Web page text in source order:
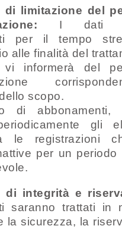
di limitazione del
I dati
per il tempo
alle finalità del
vi informerà del
scopo.
di abbonamenti,
gli
le registrazioni
per un periodo
di integrità e
saranno trattati in
la sicurezza, la